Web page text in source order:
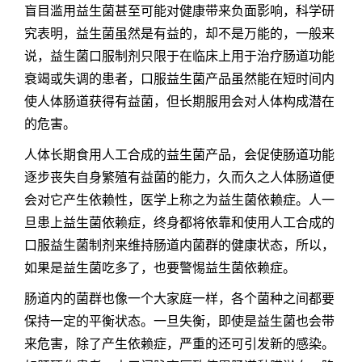
盲目滥用益生菌甚至可能对健康带来负面影响，科学研
究表明，益生菌虽然是有益的，却不是万能的，一般来
说，益生菌口服制剂只限于在临床上用于治疗肠道功能
衰竭或失调的患者，口服益生菌产品虽然能在短时间内
使人体肠道获得有益菌，但长期服用会对人体构成潜在
的危害。
人体长期食用人工合成的益生菌产品，会促使肠道功能
逐步丧失自身繁殖有益菌的能力，久而久之人体肠道便
会对它产生依赖性，医学上称之为益生菌依赖症。人一
旦患上益生菌依赖症，终身都将依靠和使用人工合成的
口服益生菌制剂来维持肠道内菌群的健康状态，所以，
如果是益生菌吃多了，也要警惕益生菌依赖症。
肠道内的菌群也像一个大家庭一样，各个菌种之间都要
保持一定的平衡状态。一旦失衡，即使是益生菌也会带
来危害，除了产生依赖症，严重的还可引发新的感染。